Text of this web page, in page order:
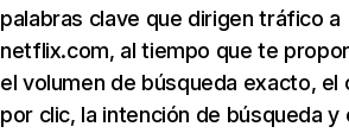
palabras clave que dirigen tráfico a
netflix.com, al tiempo que te
el volumen de búsqueda exacto, el
por clic, la intención de búsqueda y